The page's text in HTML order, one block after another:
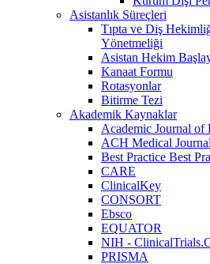
Asistanlık Süreçleri
Tıpta ve Diş
Yönetmeliği
Asistan Hekim
Kanaat Formu
Rotasyonlar
Bitirme Tezi
Akademik Kaynaklar
Academic Journal of
ACH Medical Journal
Best Practice Best
CARE
ClinicalKey
CONSORT
Ebsco
EQUATOR
NIH -
PRISMA